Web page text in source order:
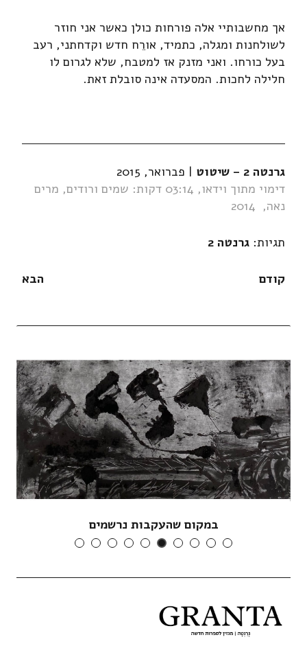
אך מחשבותיי אלה פורחות כולן כאשר אני חוזר
לשולחנות ומגלה, כתמיד, אורֵח חדש וקדחתני, רעב
בעל כורחו. ואני מזנק אז למטבח, שלא לגרום לו
חלילה לחכות. המסעדה אינה סובלת זאת.
גרנטה 2 – שיטוט
| פברואר, 2015
דימוי מתוך וידאו, 03:14 דקות: שמים ורודים, מרים
נאה, 2014
תגיות:גרנטה 2
קודם הבא
במקום שהעקבות נרשמים